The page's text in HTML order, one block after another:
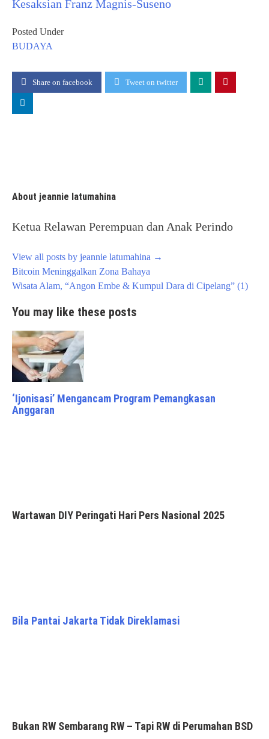
Kesaksian Franz Magnis-Suseno
Posted Under
BUDAYA
Share on facebook Tweet on twitter
About jeannie latumahina
Ketua Relawan Perempuan dan Anak Perindo
View all posts by jeannie latumahina →
Post
navigation
Bitcoin Meninggalkan Zona Bahaya
Wisata Alam, “Angon Embe & Kumpul Dara di Cipelang” (1)
You may like these posts
‘Ijonisasi’ Mengancam Program Pemangkasan
Anggaran
Wartawan DIY Peringati Hari Pers Nasional 2025
Bila Pantai Jakarta Tidak Direklamasi
Bukan RW Sembarang RW – Tapi RW di Perumahan BSD